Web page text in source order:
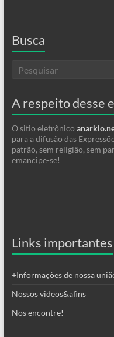
Busca
A respeito desse
O sitio eletrônico
para a difusão das
patrão, sem religião, sem
emancipe-se!
Links importantes
+Informações de nossa
Nossos videos&afins
Nos encontre!